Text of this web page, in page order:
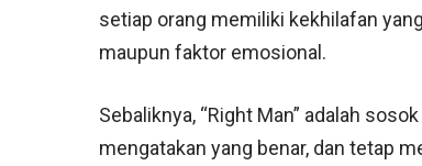
setiap orang memiliki kekhilafan
maupun faktor emosional.
Sebaliknya, “Right Man” adalah
mengatakan yang benar, dan tetap